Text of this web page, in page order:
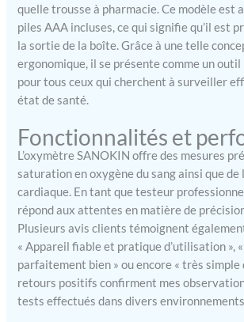
facilité inégalée.Le PM 100 Connect
mesure précise de votre saturation
dans le sang (SpO2%) et de votre
cardiaque (pouls). Les valeurs
être consultées sur l´écran OLED
clarté cristalline, qui affiche vos
chiffres larges et faciles à lire.
´appareil est également idéal
applications nomades, fournissant
instantanés sans configuration
la mesure, un transfert de données
vers l´application VitaDock+ et
est possible, où les valeurs peuvent
gérées et évaluées au fil du temps,
un aperçu complet de vos
santé.Connectivité intelligente
informations à long termeCe qui
100 Connect, c´est sa fonctionnalité
quelle trousse à pharmacie. Ce modèle est
piles AAA incluses, ce qui signifie qu’il est
la sortie de la boîte. Grâce à une telle
ergonomique, il se présente comme un
pour tous ceux qui cherchent à surveiller
état de santé.
Fonctionnalités et
L’oxymètre SANOKIN offre des mesures
saturation en oxygène du sang ainsi que de
cardiaque. En tant que testeur
répond aux attentes en matière de
Plusieurs avis clients témoignent
« Appareil fiable et pratique d’utilisation »,
parfaitement bien » ou encore « très simple
retours positifs confirment mes
tests effectués dans divers